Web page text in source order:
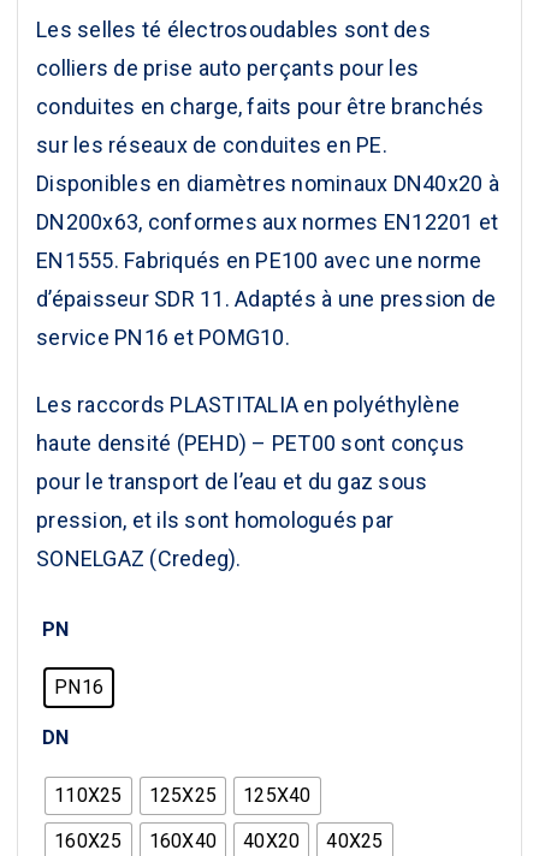
Les selles té électrosoudables sont des
colliers de prise auto perçants pour les
conduites en charge, faits pour être branchés
sur les réseaux de conduites en PE.
Disponibles en diamètres nominaux DN40x20 à
DN200x63, conformes aux normes EN12201 et
EN1555. Fabriqués en PE100 avec une norme
d’épaisseur SDR 11. Adaptés à une pression de
service PN16 et POMG10.
Les raccords PLASTITALIA en polyéthylène
haute densité (PEHD) – PET00 sont conçus
pour le transport de l’eau et du gaz sous
pression, et ils sont homologués par
SONELGAZ (Credeg).
PN
PN16
DN
110X25 125X25
125X40
160X25
160X40 40X20
40X25